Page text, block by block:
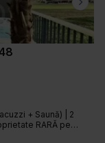
Next
+ Saună) | 2
RARĂ pe